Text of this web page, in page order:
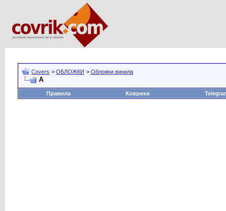
Covers > ОБЛОЖКИ > Обложки винила
А
Правила Коврики